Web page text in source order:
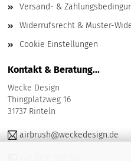
Versand- &
Widerrufsrecht & Muster-
Cookie Einstellungen
Kontakt & Beratung...
Wecke Design
Thingplatzweg 16
31737 Rinteln
airbrush@weckedesign.de